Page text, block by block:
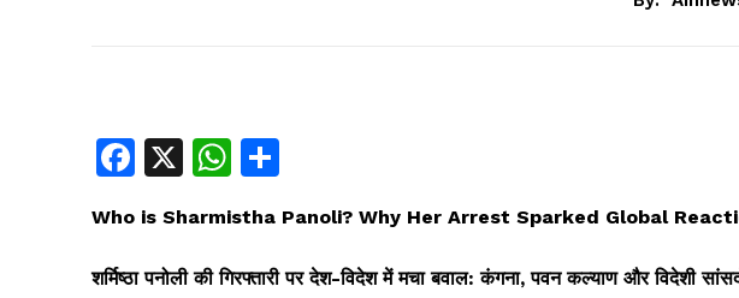
F
c
e
X
W
at
s
ar
e
Who is Sharmistha Panoli? Why Her Arrest Sparked Global
शर्मिष्ठा पनोली की गिरफ्तारी पर देश-विदेश में मचा बवाल: कंगना, पवन कल्याण और विदेशी